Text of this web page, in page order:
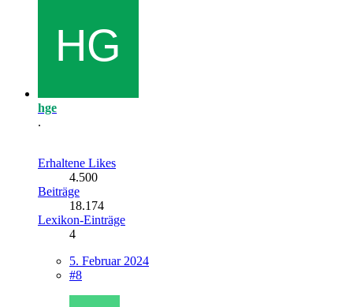
hge
.
Erhaltene Likes
4.500
Beiträge
18.174
Lexikon-Einträge
4
5. Februar 2024
#8